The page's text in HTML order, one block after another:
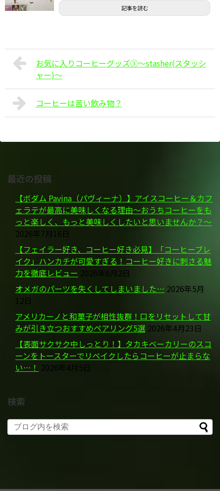
記事を読む
お気に入りコーヒーグッズ③～stasher(スタッシ
ャー)～
コーヒーは苦い飲み物？
最近の投稿
【ボダム Pavina（パヴィーナ）】アイスコーヒー＆カフ
ェラテが最高に美味しくなる理由～おうちコーヒーをも
っと楽しく、もっと美味しくしたいと思いませんか？～
2026年7月16日
【フェイラー好き、コーヒー好き必見】「コーヒーブレ
イク」ハンカチが可愛すぎる！コーヒー好きに刺さる魅
力を徹底レビュー 2026年6月2日
オメガのパーツを失くしてしまいました… 2026年5月
12日
アメリカーノと和菓子が相性抜群！口をリセットして甘
みが引き立つおすすめペアリング5選 2026年4月23日
【表面サクサク中しっとり！】タカキベーカリーのスコ
ーンをトースターでリベイクしたらコーヒーが止まらな
い…！ 2026年4月5日
検索